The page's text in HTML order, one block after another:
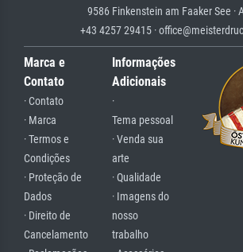
9586 Finkenstein am Faaker See ·
+43 4257 29415 ·
Marca e
Contato
· Contato
· Marca
· Termos e
Condições
· Proteção de
Dados
· Direito de
Cancelamento
Informações
Adicionais
·
Tema pessoal
· Venda sua
arte
· Qualidade
· Imagens do
nosso
trabalho